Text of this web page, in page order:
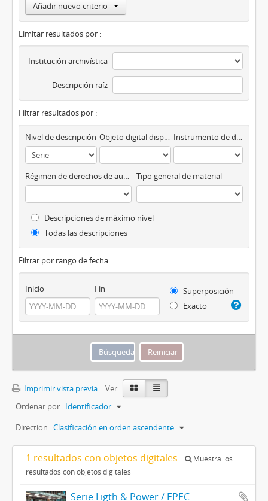
Añadir nuevo criterio
Limitar resultados por :
Institución archivística
Descripción raíz
Filtrar resultados por :
Nivel de descripción Objeto digital disponibles Instrumento de descripción
Régimen de derechos de autor Tipo general de material
Descripciones de máximo nivel
Todas las descripciones
Filtrar por rango de fecha :
Inicio Fin
Superposición
Exacto
Imprimir vista previa
Ver :
Ordenar por: Identificador
Direction: Clasificación en orden ascendente
1 resultados con objetos digitales
Muestra los
resultados con objetos digitales
Serie Ligth & Power / EPEC